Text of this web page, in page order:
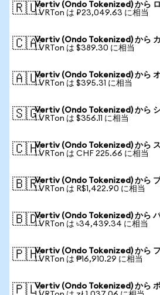
🇷🇺Vertiv (Ondo Tokenized) から
1 VRTon は ₽23,049.63 に相当
🇨🇦Vertiv (Ondo Tokenized) から
1 VRTon は $389.30 に相当
🇦🇺Vertiv (Ondo Tokenized) から
1 VRTon は $395.31 に相当
🇸🇬Vertiv (Ondo Tokenized) から
1 VRTon は $356.11 に相当
🇨🇭Vertiv (Ondo Tokenized) から
1 VRTon は CHF 225.66 に相当
🇧🇷Vertiv (Ondo Tokenized) から
1 VRTon は R$1,422.90 に相当
🇧🇩Vertiv (Ondo Tokenized) から
1 VRTon は ৳34,439.34 に相当
🇵🇭Vertiv (Ondo Tokenized) から
1 VRTon は ₱16,910.29 に相当
🇵🇱Vertiv (Ondo Tokenized) から